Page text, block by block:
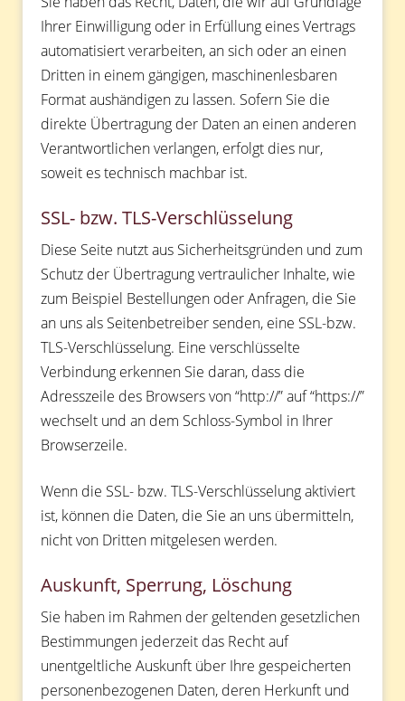
Ihrer Einwilligung oder in Erfüllung eines Vertrags
automatisiert verarbeiten, an sich oder an einen
Dritten in einem gängigen, maschinenlesbaren
Format aushändigen zu lassen. Sofern Sie die
direkte Übertragung der Daten an einen anderen
Verantwortlichen verlangen, erfolgt dies nur,
soweit es technisch machbar ist.
SSL- bzw. TLS-Verschlüsselung
Diese Seite nutzt aus Sicherheitsgründen und zum
Schutz der Übertragung vertraulicher Inhalte, wie
zum Beispiel Bestellungen oder Anfragen, die Sie
an uns als Seitenbetreiber senden, eine SSL-bzw.
TLS-Verschlüsselung. Eine verschlüsselte
Verbindung erkennen Sie daran, dass die
Adresszeile des Browsers von “http://” auf “https://”
wechselt und an dem Schloss-Symbol in Ihrer
Browserzeile.
Wenn die SSL- bzw. TLS-Verschlüsselung aktiviert
ist, können die Daten, die Sie an uns übermitteln,
nicht von Dritten mitgelesen werden.
Auskunft, Sperrung, Löschung
Sie haben im Rahmen der geltenden gesetzlichen
Bestimmungen jederzeit das Recht auf
unentgeltliche Auskunft über Ihre gespeicherten
personenbezogenen Daten, deren Herkunft und